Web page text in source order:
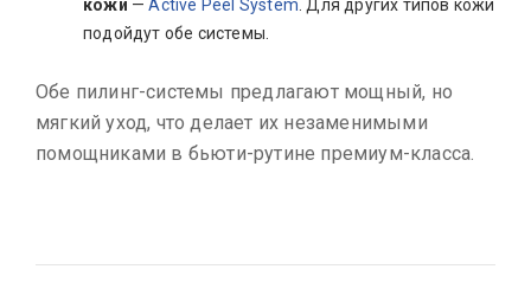
кожи —Active Peel System . Для других типов кожи
подойдут обе системы.
Обе пилинг-системы предлагают мощный, но
мягкий уход, что делает их незаменимыми
помощниками в бьюти-рутине премиум-класса.